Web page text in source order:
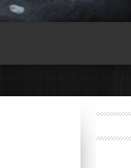
VÍZPARTON VAGY
ADJA